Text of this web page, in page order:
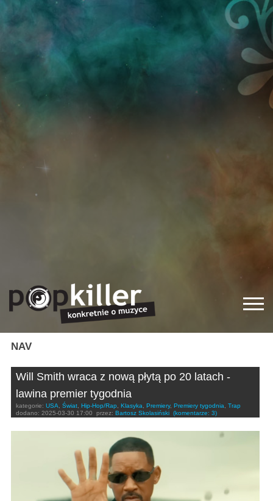
NAV
Will Smith wraca z nową płytą po 20 latach -
lawina premier tygodnia
kategorie: USA, Świat, Hip-Hop/Rap, Klasyka, Premiery, Premiery tygodnia, Trap
dodano: 2025-03-30 17:00 przez: Bartosz Skolasiński (komentarze: 3)